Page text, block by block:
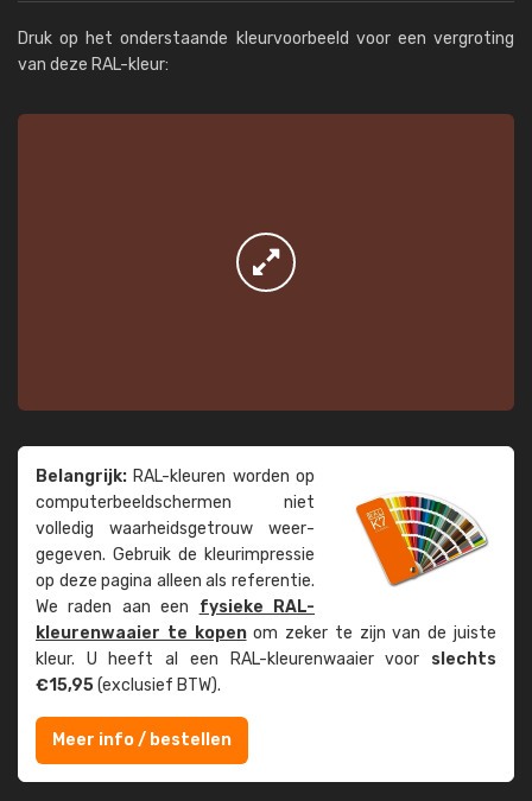
Druk op het onderstaande kleurvoorbeeld voor een vergroting
van deze RAL-kleur:
Belangrijk: RAL-kleuren worden op
computer­beeld­schermen niet
volledig waarheids­­getrouw weer­
gegeven. Gebruik de kleur­impressie
op deze pagina alleen als referentie.
We raden aan een fysieke RAL-
kleuren­waaier te kopenom zeker te zijn van de juiste
kleur. U heeft al een RAL-kleuren­waaier voor slechts
€15,95(exclusief BTW).
Meer info / bestellen